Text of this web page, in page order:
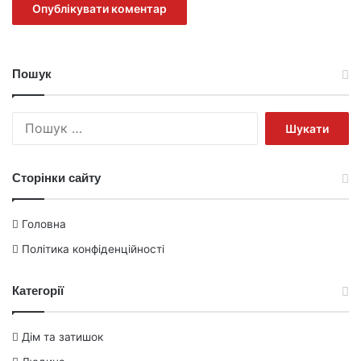
Пошук
Сторінки сайту
Головна
Політика конфіденційності
Категорії
Дім та затишок